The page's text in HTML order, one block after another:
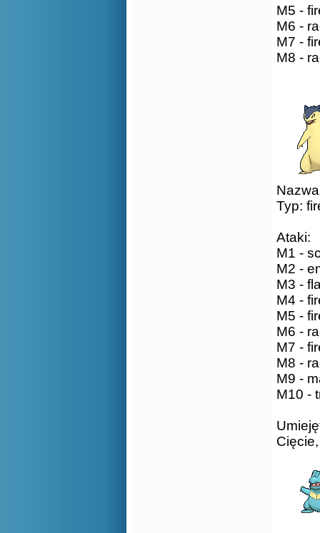
M5 -
M6 -
M7 -
M8 -
Typ:
Ataki:
M1 -
M2 -
M3 -
M4 -
M5 -
M6 -
M7 -
M8 -
M9 -
M10 -